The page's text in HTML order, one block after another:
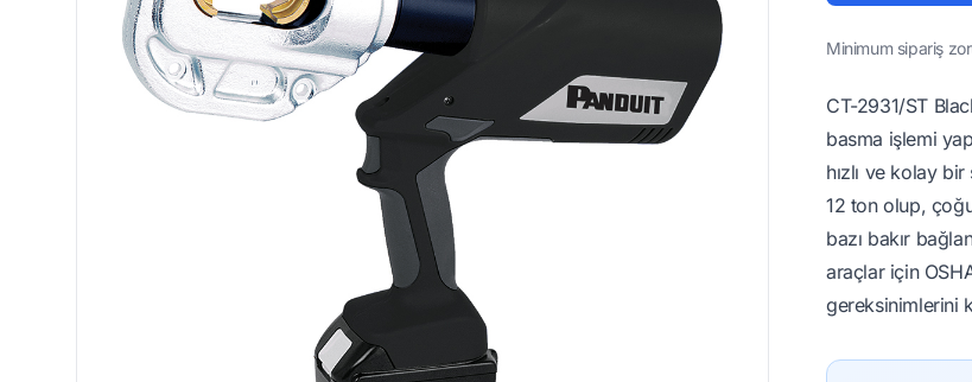
Minimum sipariş
CT-2931/ST
basma işlemi
hızlı ve kolay
12 ton olup,
bazı bakır
araçlar için
gereksinimlerini